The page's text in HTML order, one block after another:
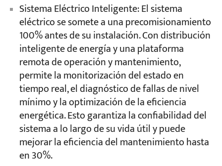
Sistema Eléctrico Inteligente: El sistema
eléctrico se somete a una precomisionamiento
100% antes de su instalación. Con distribución
inteligente de energía y una plataforma
remota de operación y mantenimiento,
permite la monitorización del estado en
tiempo real, el diagnóstico de fallas de nivel
mínimo y la optimización de la eficiencia
energética. Esto garantiza la confiabilidad del
sistema a lo largo de su vida útil y puede
mejorar la eficiencia del mantenimiento hasta
en 30%.